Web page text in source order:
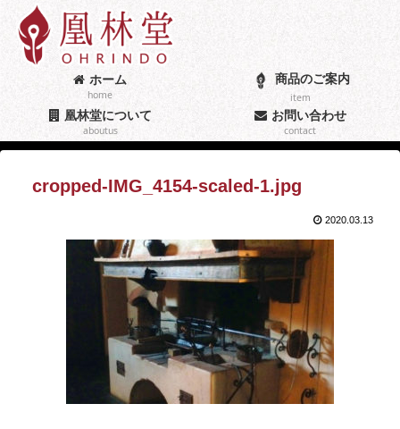
ホーム
home
商品のご案内
item
凰林堂について
aboutus
お問い合わせ
contact
cropped-IMG_4154-scaled-1.jpg
2020.03.13